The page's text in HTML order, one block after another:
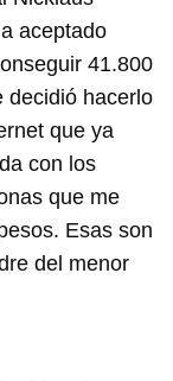
aceptado
41.800
decidió hacerlo
que ya
con los
que me
Esas son
del menor